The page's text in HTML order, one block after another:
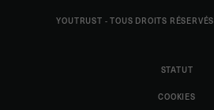
YOUTRUST - TOUS DROITS RÉSERVÉS
STATUT
COOKIES